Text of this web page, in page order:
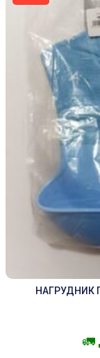
НАГРУДНИК
🚛